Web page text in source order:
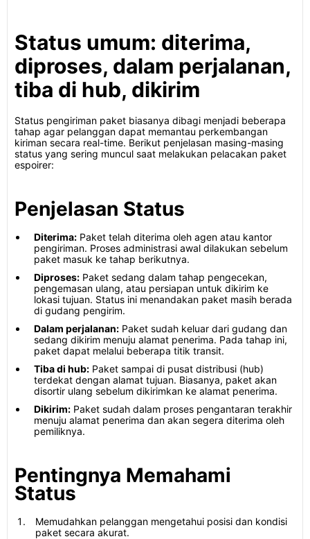
Status umum: diterima,
diproses, dalam perjalanan,
tiba di hub, dikirim
Status pengiriman paket biasanya dibagi menjadi beberapa
tahap agar pelanggan dapat memantau perkembangan
kiriman secara real-time. Berikut penjelasan masing-masing
status yang sering muncul saat melakukan pelacakan paket
espoirer:
Penjelasan Status
Diterima: Paket telah diterima oleh agen atau kantor
pengiriman. Proses administrasi awal dilakukan sebelum
paket masuk ke tahap berikutnya.
Diproses: Paket sedang dalam tahap pengecekan,
pengemasan ulang, atau persiapan untuk dikirim ke
lokasi tujuan. Status ini menandakan paket masih berada
di gudang pengirim.
Dalam perjalanan: Paket sudah keluar dari gudang dan
sedang dikirim menuju alamat penerima. Pada tahap ini,
paket dapat melalui beberapa titik transit.
Tiba di hub: Paket sampai di pusat distribusi (hub)
terdekat dengan alamat tujuan. Biasanya, paket akan
disortir ulang sebelum dikirimkan ke alamat penerima.
Dikirim: Paket sudah dalam proses pengantaran terakhir
menuju alamat penerima dan akan segera diterima oleh
pemiliknya.
Pentingnya Memahami
Status
Memudahkan pelanggan mengetahui posisi dan kondisi
paket secara akurat.